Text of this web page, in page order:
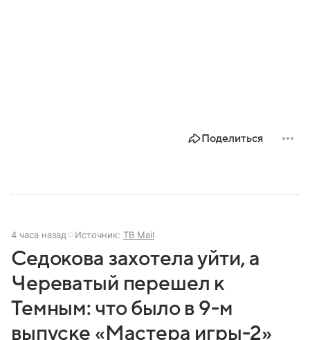
Поделиться
4 часа назад Источник: ТВ Mail
Седокова захотела уйти, а
Череватый перешел к
Темным: что было в 9-м
выпуске «Мастера игры-2»